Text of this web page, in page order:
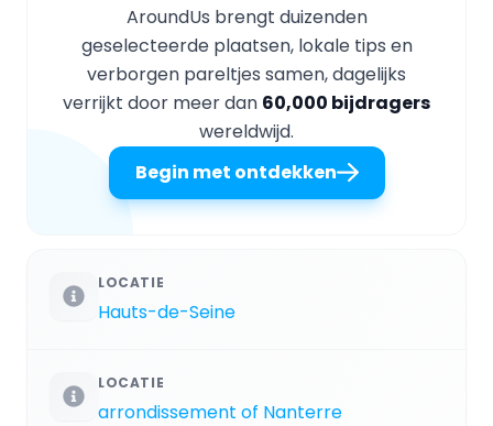
AroundUs brengt duizenden
geselecteerde plaatsen, lokale tips en
verborgen pareltjes samen, dagelijks
verrijkt door meer dan 60,000 bijdragers
wereldwijd.
Begin met ontdekken
LOCATIE
Hauts-de-Seine
LOCATIE
arrondissement of Nanterre